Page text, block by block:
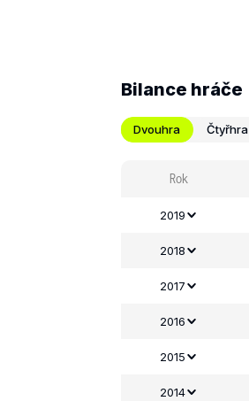
Bilance hráče
Dvouhra Čtyřhra
Rok
2019
2018
2017
2016
2015
2014